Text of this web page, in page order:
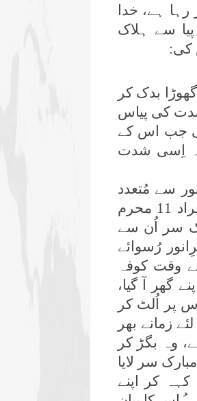
ہے، خدا
سے ہلاک
کی:
بدک کر
شدت کی پیاس
جب اس کے
کہ اِسی شدت
سے مُتعدد
کرامات کا ظہور ہوا، اہلِ بیت علیہم الرضوان کے قافلے کے بغیر افراد 11 محرم
سر اُن سے
رُسوائے
وقت کوفہ
گھر آ گیا،
پر اُلٹ کر
زمانے بھر
وہ بگڑ کر
سر لایا
کر اپنے